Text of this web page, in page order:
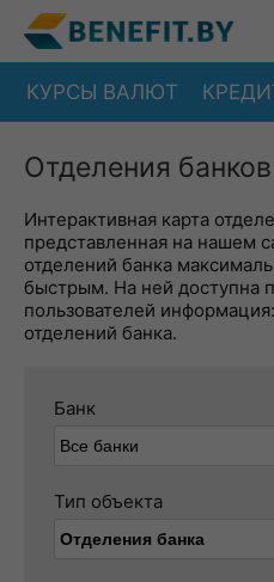
КУРСЫ ВАЛЮТ
Отделения
Интерактивная карта
представленная на нашем
отделений банка
быстрым. На ней доступна
пользователей
отделений банка.
Банк
Тип объекта